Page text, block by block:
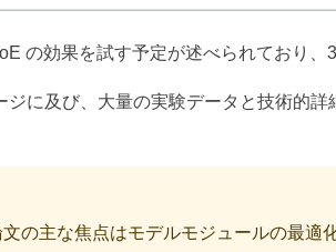
の効果を試す予定が述べられており
ジに及び、大量の実験データと技術的
の主な焦点はモデルモジュールの最